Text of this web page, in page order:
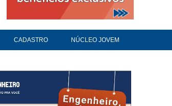
CADASTRO NÚCLEO JOVEM